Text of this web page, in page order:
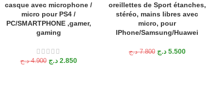
VENTES FLAS
H
casque avec microphone /
micro pour PS4 /
PC/SMARTPHONE ,gamer,
gaming
4.900 د.ج 2.850 د.ج
VENDU
VENTES FLAS
H
oreillettes de Sport étanches,
stéréo, mains libres avec
micro, pour
IPhone/Samsung/Huawei
7.800 د.ج 5.500 د.ج